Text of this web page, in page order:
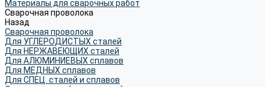
Материалы для сварочных работ
Сварочная проволока
Назад
Сварочная проволока
Для УГЛЕРОДИСТЫХ сталей
Для НЕРЖАВЕЮЩИХ сталей
Для АЛЮМИНИЕВЫХ сплавов
Для МЕДНЫХ сплавов
Для СПЕЦ. сталей и сплавов